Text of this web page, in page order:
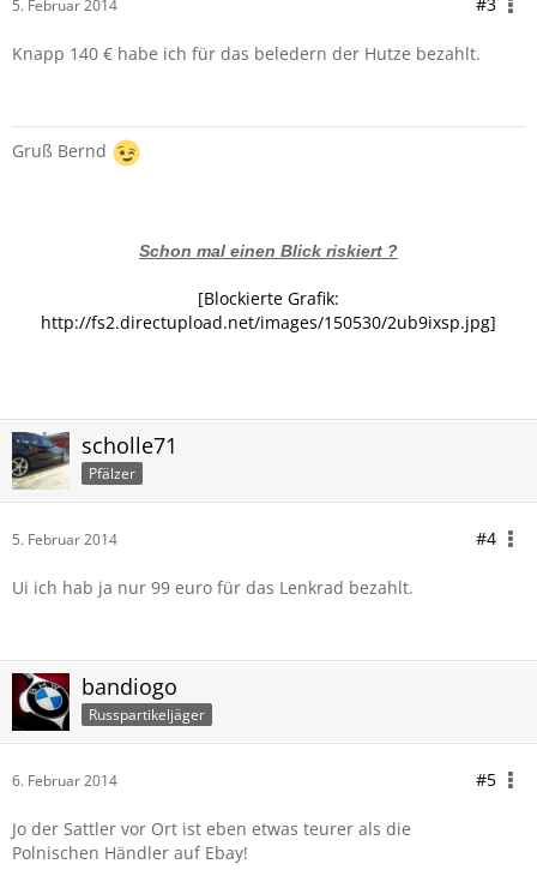
5. Februar 2014
Knapp 140 € habe ich für das beledern der Hutze bezahlt.
Gruß Bernd
Schon mal einen Blick riskiert ?
[Blockierte Grafik:
http://fs2.directupload.net/images/150530/2ub9ixsp.jpg]
scholle71
Pfälzer
5. Februar 2014 #4
Ui ich hab ja nur 99 euro für das Lenkrad bezahlt.
bandiogo
Russpartikeljäger
6. Februar 2014 #5
Jo der Sattler vor Ort ist eben etwas teurer als die
Polnischen Händler auf Ebay!